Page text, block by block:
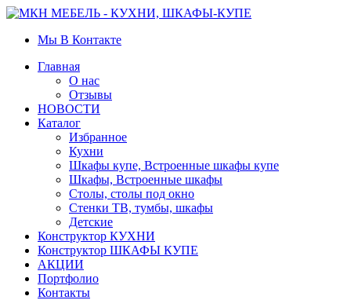
Мы В Контакте
Главная
О нас
Отзывы
НОВОСТИ
Каталог
Избранное
Кухни
Шкафы купе, Встроенные шкафы купе
Шкафы, Встроенные шкафы
Столы, столы под окно
Стенки ТВ, тумбы, шкафы
Детские
Конструктор КУХНИ
Конструктор ШКАФЫ КУПЕ
АКЦИИ
Портфолио
Контакты